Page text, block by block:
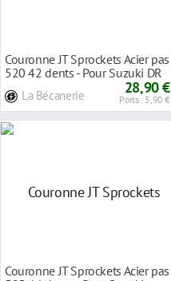
Couronne JT Sprockets Acier pas
520 42 dents - Pour Suzuki DR
La Bécanerie 28,90 €
Ports : 5,90 €
Couronne JT Sprockets Acier pas